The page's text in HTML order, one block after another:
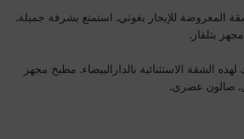
المعروضة للإيجار بغوثي. استمتع بشرفة جميلة.
بتلفاز.
الشقة الاستثنائية بالدارالبيضاء. مطبخ مجهز
صالون عصري.